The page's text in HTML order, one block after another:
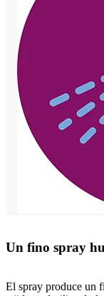
Un fino spray
El spray produce un